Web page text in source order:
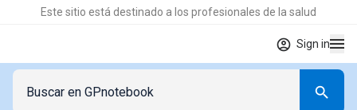
Este sitio está destinado a los profesionales de la salud
Sign in